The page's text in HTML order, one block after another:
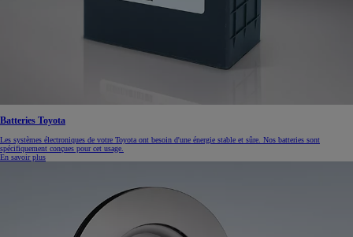
Batteries Toyota
Les systèmes électroniques de votre Toyota ont besoin d'une énergie stable et sûre. Nos batteries sont
spécifiquement conçues pour cet usage.
En savoir plus